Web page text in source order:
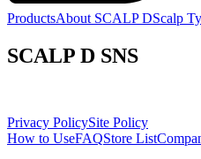
ProductsAbout SCALP DScalp
SCALP D SNS
Privacy PolicySite Policy
How to UseFAQStore List